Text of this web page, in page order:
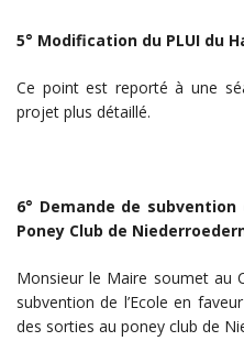
5° Modification du PLUI du
Ce point est reporté à une
projet plus détaillé.
6° Demande de
Poney Club de
Monsieur le Maire soumet au
subvention de l’Ecole en
des sorties au poney club de